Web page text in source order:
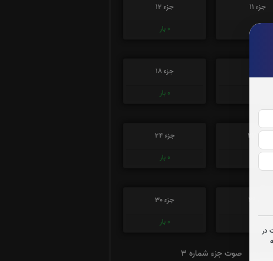
در
جزء 11
بار
جزء 12
0 بار
جزء 18
0 بار
جزء 23
جزء 24
0 بار
جزء 30
0 بار
صوت جزء شماره 3